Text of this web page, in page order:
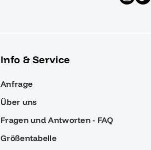
Info & Service
Anfrage
Über uns
Fragen und Antworten - FAQ
Größentabelle